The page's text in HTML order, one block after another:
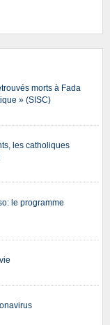
morts à Fada
» (SISC)
les catholiques
le programme